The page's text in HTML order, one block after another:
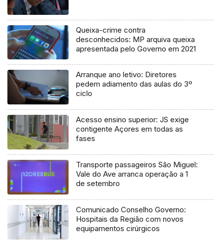
Queixa-crime contra
desconhecidos: MP arquiva queixa
apresentada pelo Governo em 2021
Arranque ano letivo: Diretores
pedem adiamento das aulas do 3º
ciclo
Acesso ensino superior: JS exige
contigente Açores em todas as
fases
Transporte passageiros São Miguel:
Vale do Ave arranca operação a 1
de setembro
Comunicado Conselho Governo:
Hospitais da Região com novos
equipamentos cirúrgicos